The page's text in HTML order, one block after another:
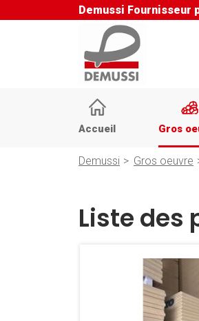
Demussi Fournisseur
Aller
contenu
Accueil Gros
Demussi Gros oeuvre
Liste des